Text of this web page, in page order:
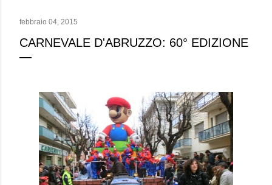
febbraio 04, 2015
CARNEVALE D'ABRUZZO: 60° EDIZIONE